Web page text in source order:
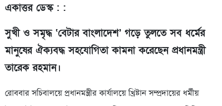
একাত্তর ডেস্ক : :
সুখী ও সমৃদ্ধ ‘বেটার বাংলাদেশ’ গড়ে তুলতে সব ধর্মের
মানুষের ঐক্যবদ্ধ সহযোগিতা কামনা করেছেন প্রধানমন্ত্রী
তারেক রহমান।
রোববার সচিবালয়ে প্রধানমন্ত্রীর কার্যালয়ে খ্রিষ্টান সম্প্রদায়ের ধর্মীয়